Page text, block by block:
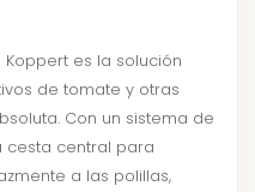
es la solución
de tomate y otras
Con un sistema de
cesta central para
a las polillas,